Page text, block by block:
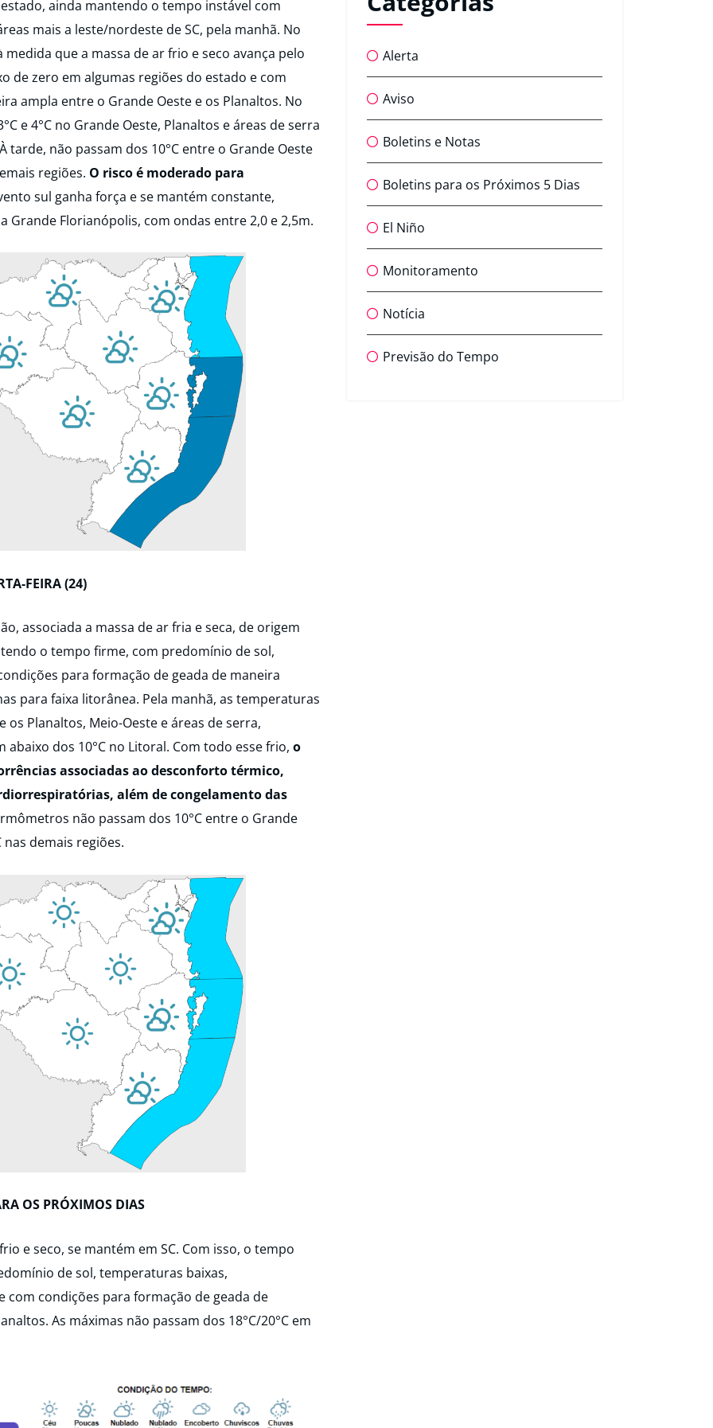
ainda mantendo o tempo instável com
mais a leste/nordeste de SC, pela manhã. No
que a massa de ar frio e seco avança pelo
de zero em algumas regiões do estado e com
ampla entre o Grande Oeste e os Planaltos. No
e 4°C no Grande Oeste, Planaltos e áreas de serra
tarde, não passam dos 10°C entre o Grande Oeste
regiões. O risco é moderado para
sul ganha força e se mantém constante,
Grande Florianópolis, com ondas entre 2,0 e 2,5m.
FEIRA (24)
associada a massa de ar fria e seca, de origem
o tempo firme, com predomínio de sol,
para formação de geada de maneira
para faixa litorânea. Pela manhã, as temperaturas
Planaltos, Meio-Oeste e áreas de serra,
abaixo dos 10°C no Litoral. Com todo esse frio, o
associadas ao desconforto térmico,
além de congelamento das
não passam dos 10°C entre o Grande
nas demais regiões.
OS PRÓXIMOS DIAS
e seco, se mantém em SC. Com isso, o tempo
de sol, temperaturas baixas,
condições para formação de geada de
As máximas não passam dos 18°C/20°C em
Alerta
Aviso
Boletins e Notas
Boletins para os Próximos 5 Dias
El Niño
Monitoramento
Notícia
Previsão do Tempo